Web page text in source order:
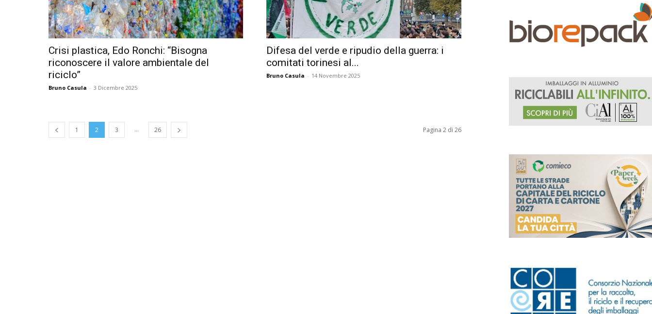
Crisi plastica, Edo Ronchi: “Bisogna
riconoscere il valore ambientale del
riciclo”
Bruno Casula - 3 Dicembre 2025
Difesa del verde e ripudio della guerra: i
comitati torinesi al...
Bruno Casula - 14 Novembre 2025
1 2 3 ... 26 Pagina 2 di 26